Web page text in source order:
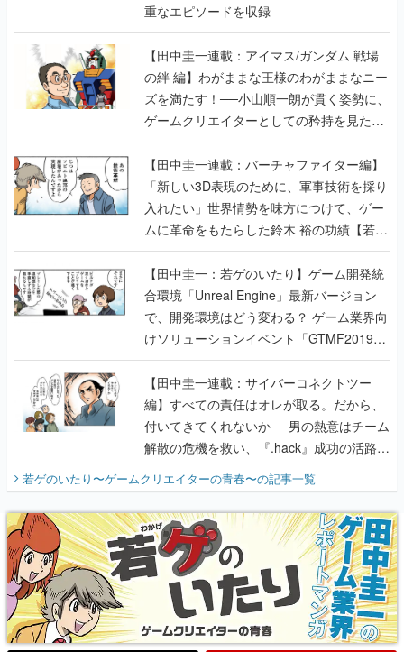
重なエピソードを収録
【田中圭一連載：アイマス/ガンダム 戦場
の絆 編】わがままな王様のわがままなニー
ズを満たす！──小山順一朗が貫く姿勢に、
ゲームクリエイターとしての矜持を見た
【若ゲのいたり最終回】
【田中圭一連載：バーチャファイター編】
「新しい3D表現のために、軍事技術を採り
入れたい」世界情勢を味方につけて、ゲー
ムに革命をもたらした鈴木 裕の功績【若ゲ
のいたり】
【田中圭一：若ゲのいたり】ゲーム開発統
合環境「Unreal Engine」最新バージョン
で、開発環境はどう変わる？ ゲーム業界向
けソリューションイベント「GTMF2019」
に行って、より理解を深めよう【PR】
【田中圭一連載：サイバーコネクトツー
編】すべての責任はオレが取る。だから、
付いてきてくれないか──男の熱意はチーム
解散の危機を救い、『.hack』成功の活路を
『少年ジャンプ』色だった【若ゲのいた
り】
若ゲのいたり〜ゲームクリエイターの青春〜の記事一覧